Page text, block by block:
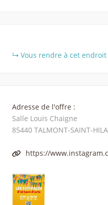
Vous rendre à cet endroit
Adresse de l'offre :
Salle Louis Chaigne
85440 TALMONT-SAINT-
https://